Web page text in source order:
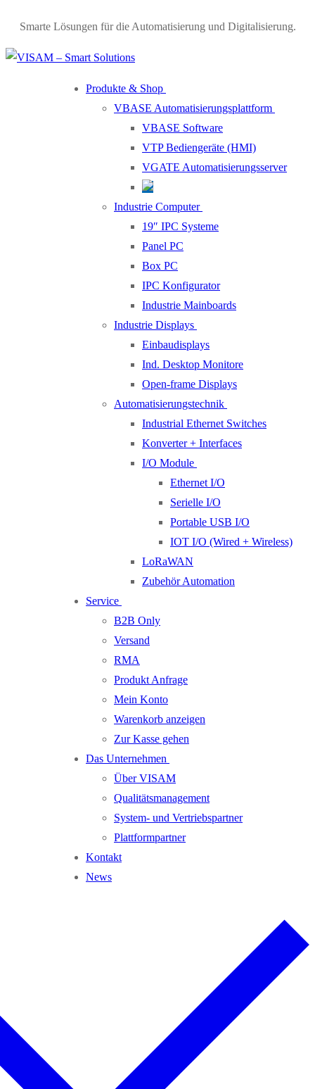
Smarte Lösungen für die Automatisierung und Digitalisierung.
Produkte & Shop
VBASE Automatisierungsplattform
VBASE Software
VTP Bediengeräte (HMI)
VGATE Automatisierungsserver
Industrie Computer
19″ IPC Systeme
Panel PC
Box PC
IPC Konfigurator
Industrie Mainboards
Industrie Displays
Einbaudisplays
Ind. Desktop Monitore
Open-frame Displays
Automatisierungstechnik
Industrial Ethernet Switches
Konverter + Interfaces
I/O Module
Ethernet I/O
Serielle I/O
Portable USB I/O
IOT I/O (Wired + Wireless)
LoRaWAN
Zubehör Automation
Service
B2B Only
Versand
RMA
Produkt Anfrage
Mein Konto
Warenkorb anzeigen
Zur Kasse gehen
Das Unternehmen
Über VISAM
Qualitätsmanagement
System- und Vertriebspartner
Plattformpartner
Kontakt
News